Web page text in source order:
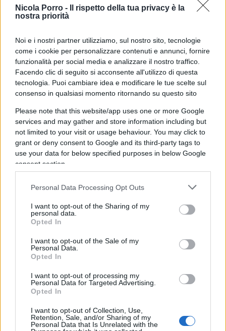
Nicola Porro -
Il rispetto della tua privacy è la
nostra priorità
Noi e i nostri partner utilizziamo, sul nostro sito, tecnologie
come i cookie per personalizzare contenuti e annunci, fornire
funzionalità per social media e analizzare il nostro traffico.
Facendo clic di seguito si acconsente all'utilizzo di questa
tecnologia. Puoi cambiare idea e modificare le tue scelte sul
consenso in qualsiasi momento ritornando su questo sito
Please note that this website/app uses one or more Google
services and may gather and store information including but
not limited to your visit or usage behaviour. You may click to
grant or deny consent to Google and its third-party tags to
use your data for below specified purposes in below Google
consent section.
Personal Data Processing Opt Outs
I want to opt-out of the Sharing of my
personal data.
Opted In
I want to opt-out of the Sale of my
Personal Data.
Opted In
I want to opt-out of processing my
Personal Data for Targeted Advertising.
Opted In
I want to opt-out of Collection, Use,
Retention, Sale, and/or Sharing of my
Personal Data that Is Unrelated with the
scoperto, se così si può dire, (altra grave
mancanza) e, come se non bastasse, si è
sereni!”
Se non sbaglio, più di una volta Lei stesso ha
parlato del buon senso dei vigili urbani, descritti
davvero una multa così pesante e chi invece una
educativa “tirata di orecchi”. Come al solito si cade
nel retorico: “a pagare sono sempre gli stessi”,
strizzati fino all’osso. Naturalmente, non ci si cura
minimamente se siano fasce di lavoratori
penalizzate da questa situazione.
Io sono una delle poche genovesi Doc (razza
ormai in via d’estinzione) su questo territorio.
Domani, con la puntualità e la fierezza di un vero
genovese, andrò a pagare questa, a mio avviso,
ingiusta multa (non posso permettermi il lusso di
non riesce a digerire questi bocconi avvelenati.